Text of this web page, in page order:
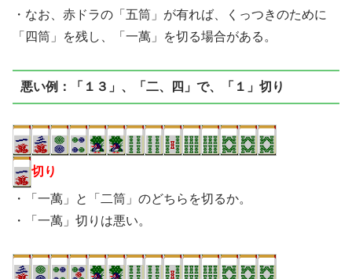
・なお、赤ドラの「五筒」が有れば、くっつきのために
「四筒」を残し、「一萬」を切る場合がある。
悪い例：「１３」、「二、四」で、「１」切り
切り
・「一萬」と「二筒」のどちらを切るか。
・「一萬」切りは悪い。